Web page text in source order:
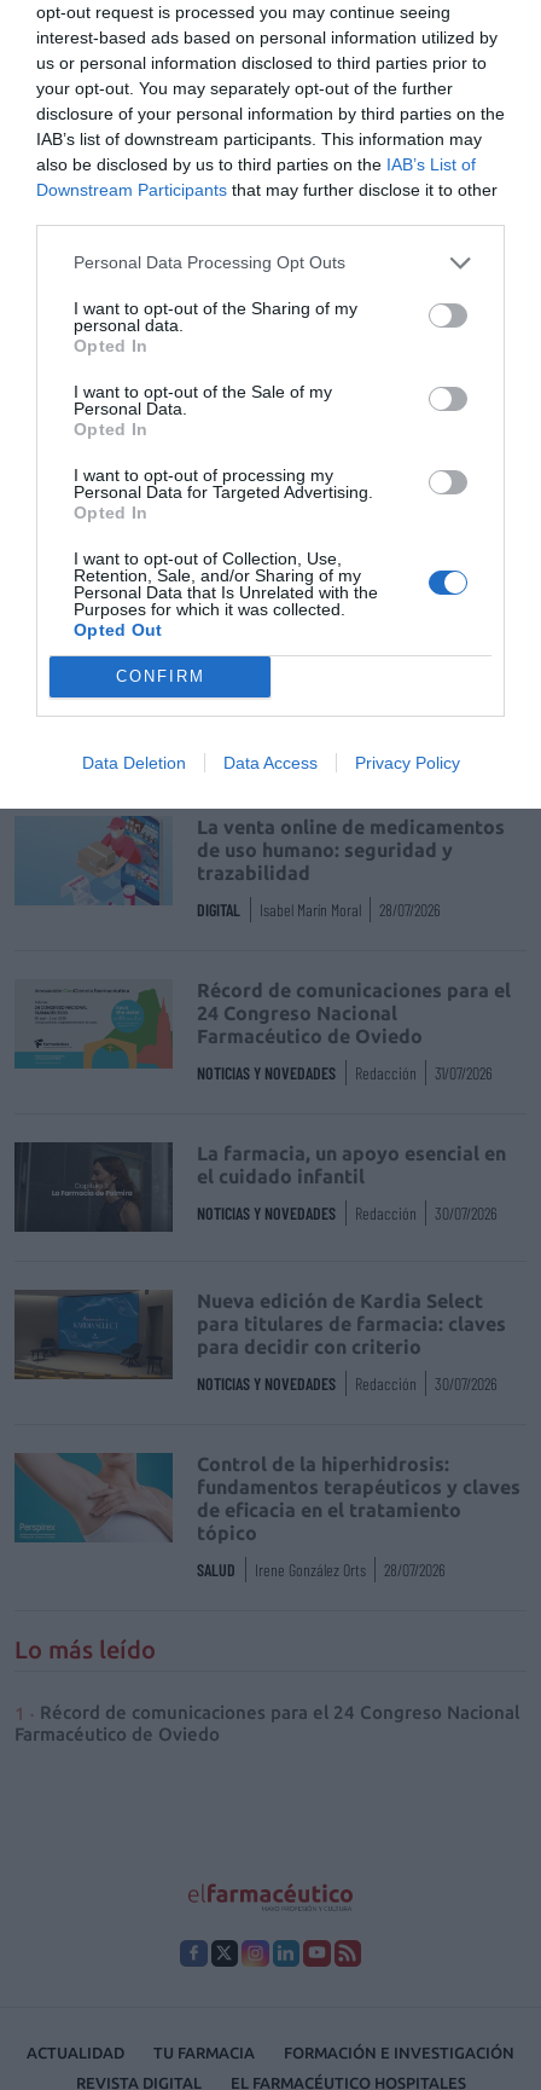
opt-out request is processed you may continue seeing
interest-based ads based on personal information utilized by
us or personal information disclosed to third parties prior to
your opt-out. You may separately opt-out of the further
disclosure of your personal information by third parties on the
IAB’s list of downstream participants. This information may
also be disclosed by us to third parties on the IAB’s List of
Downstream Participants that may further disclose it to other
Personal Data Processing Opt Outs
I want to opt-out of the Sharing of my
personal data.
Opted In
I want to opt-out of the Sale of my
Personal Data.
Opted In
I want to opt-out of processing my
Personal Data for Targeted Advertising.
Opted In
I want to opt-out of Collection, Use,
Retention, Sale, and/or Sharing of my
Personal Data that Is Unrelated with the
Purposes for which it was collected.
Opted Out
CONFIRM
Data Deletion Data Access Privacy Policy
contribuir a evitar trastornos digestivos como diarreas,
vómitos o dolor abdominal.
Ferrosol Flash se presenta en prácticos sobres de
granulado bucodispersables, de fácil disolución en boca,
con sabor cola, agradable para los adolescentes.
Además, presenta una elevada tolerabilidad y seguridad
minimizando las molestias gastrointestinales presentes
en los suplementos de hierro.
Ferrosol Flash forma parte de la gama Ferrosol que
incluye Ferrosol Gotas, Ferrosol Gotas Forte y Ferrosol
AñadirEl Farmacéutico
Mantente informado con las últimas noticias de actualidad.
ACTIVAR AHORA
Laboratorios Viñas
Destacados
La venta online de medicamentos
de uso humano: seguridad y
trazabilidad
DIGITAL Isabel Marín Moral 28/07/2026
Récord de comunicaciones para el
24 Congreso Nacional
Farmacéutico de Oviedo
NOTICIAS Y NOVEDADES Redacción 31/07/2026
La farmacia, un apoyo esencial en
el cuidado infantil
NOTICIAS Y NOVEDADES Redacción 30/07/2026
Nueva edición de Kardia Select
para titulares de farmacia: claves
para decidir con criterio
NOTICIAS Y NOVEDADES Redacción 30/07/2026
Control de la hiperhidrosis:
fundamentos terapéuticos y claves
de eficacia en el tratamiento
tópico
SALUD Irene González Orts 28/07/2026
Lo más leído
Récord de comunicaciones para el 24 Congreso Nacional
Farmacéutico de Oviedo
ACTUALIDAD TU FARMACIA
FORMACIÓN E INVESTIGACIÓN
REVISTA DIGITAL
EL FARMACÉUTICO HOSPITALES